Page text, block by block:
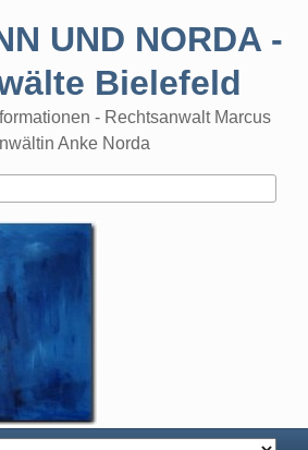
UND NORDA -
Bielefeld
- Rechtsanwalt Marcus
Anke Norda